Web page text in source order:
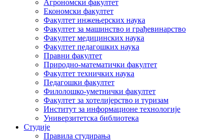
Агрономски факултет
Економски факултет
Факултет инжењерских наука
Факултет за машинство и грађевинарство
Факултет медицинских наука
Факултет педагошких наука
Правни факултет
Природно-математички факултет
Факултет техничких наука
Педагошки факултет
Филолошко-уметнички факултет
Факултет за хотелијерство и туризам
Институт за информационе технологије
Универзитетска библиотека
Студије
Правила студирања